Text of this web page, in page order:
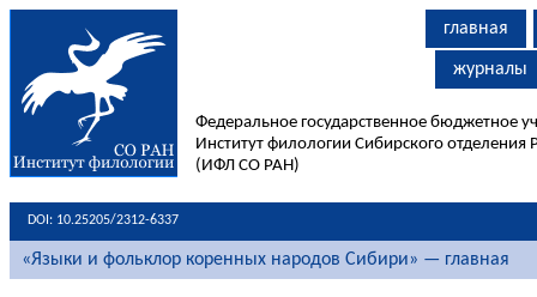
главная
журналы
Федеральное государственное бюджетное
Институт филологии Сибирского отделения
(ИФЛ СО РАН)
DOI: 10.25205/2312-6337
«Языки и фольклор коренных народов Сибири» — главная